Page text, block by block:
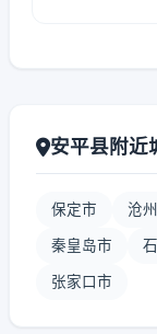
安平县附近
保定市 沧
秦皇岛市
张家口市